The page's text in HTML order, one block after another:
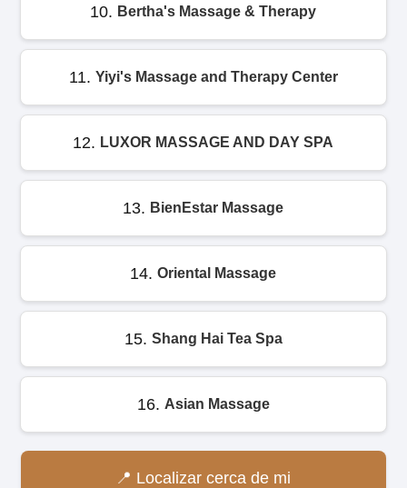
10. Bertha's Massage & Therapy
11. Yiyi's Massage and Therapy Center
12. LUXOR MASSAGE AND DAY SPA
13. BienEstar Massage
14. Oriental Massage
15. Shang Hai Tea Spa
16. Asian Massage
Localizar cerca de mi